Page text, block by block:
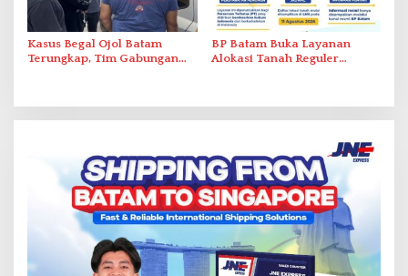
Kasus Begal Ojol Batam
Terungkap, Tim Gabungan
BP Batam Buka Layanan
Alokasi Tanah Reguler